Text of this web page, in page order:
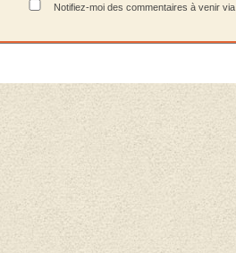
Notifiez-moi des commentaires à venir